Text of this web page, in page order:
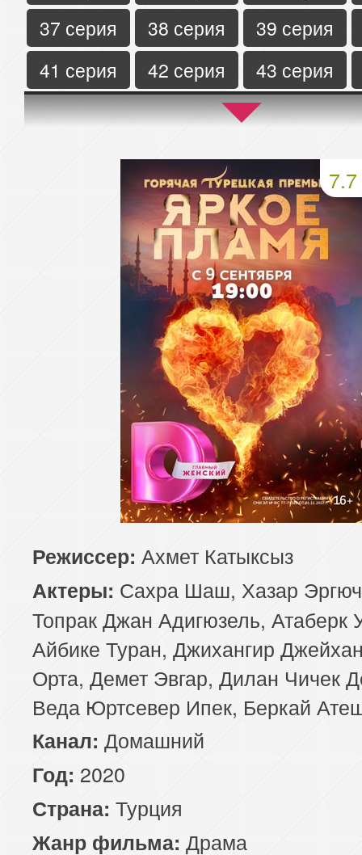
37 серия
38 серия
39 серия
41 серия
42 серия
43 серия
45 серия
46 серия
47 серия
50 серия
51 серия
54 серия
55 серия
58 серия
59 серия
62 серия
63 серия
66 серия
67 серия
70 серия
71 серия
74 серия
75 серия
78 серия
79 серия
82 серия
83 серия
86 серия
87 серия
7.7
Режиссер: Ахмет Катыксыз
Актеры: Сахра Шаш, Хазар
Топрак Джан Адигюзель, Атаберк
Айбике Туран, Джихангир
Орта, Демет Эвгар, Дилан Чичек
Веда Юртсевер Ипек, Беркай
Канал: Домашний
Год: 2020
Страна: Турция
Жанр фильма: Драма